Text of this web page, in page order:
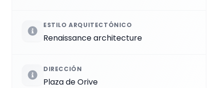
ESTILO ARQUITECTÓNICO
Renaissance architecture
DIRECCIÓN
Plaza de Orive